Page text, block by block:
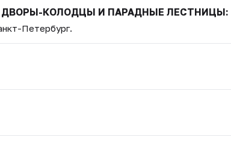
ДВОРЫ-КОЛОДЦЫ И ПАРАДНЫЕ ЛЕСТНИЦЫ:
Петербург.